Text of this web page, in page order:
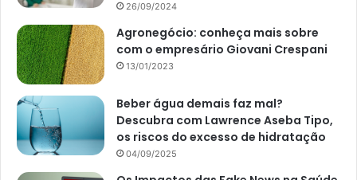
26/09/2024
Agronegócio: conheça mais sobre
com o empresário Giovani Crespani
13/01/2023
Beber água demais faz mal?
Descubra com Lawrence Aseba Tipo,
os riscos do excesso de hidratação
04/09/2025